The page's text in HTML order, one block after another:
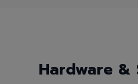
Hardware &